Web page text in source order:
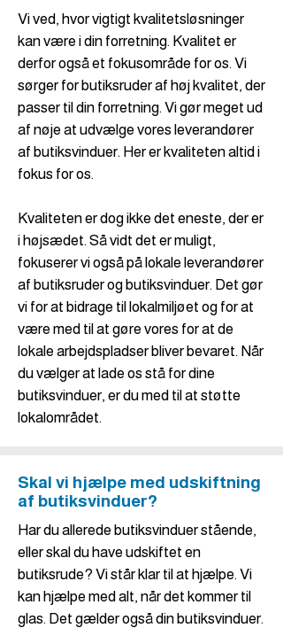
Vi ved, hvor vigtigt kvalitetsløsninger
kan være i din forretning. Kvalitet er
derfor også et fokusområde for os. Vi
sørger for butiksruder af høj kvalitet, der
passer til din forretning. Vi gør meget ud
af nøje at udvælge vores leverandører
af butiksvinduer. Her er kvaliteten altid i
fokus for os.
Kvaliteten er dog ikke det eneste, der er
i højsædet. Så vidt det er muligt,
fokuserer vi også på lokale leverandører
af butiksruder og butiksvinduer. Det gør
vi for at bidrage til lokalmiljøet og for at
være med til at gøre vores for at de
lokale arbejdspladser bliver bevaret. Når
du vælger at lade os stå for dine
butiksvinduer, er du med til at støtte
lokalområdet.​
Skal vi hjælpe med udskiftning
af butiksvinduer?
Har du allerede butiksvinduer stående,
eller skal du have udskiftet en
butiksrude? Vi står klar til at hjælpe. Vi
kan hjælpe med alt, når det kommer til
glas. Det gælder også din butiksvinduer.